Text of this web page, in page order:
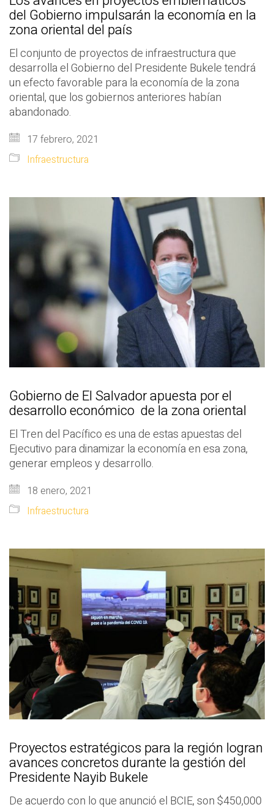
del Gobierno impulsarán la economía en la
zona oriental del país
El conjunto de proyectos de infraestructura que
desarrolla el Gobierno del Presidente Bukele tendrá
un efecto favorable para la economía de la zona
oriental, que los gobiernos anteriores habían
abandonado.
17 febrero, 2021
Infraestructura
Gobierno de El Salvador apuesta por el
desarrollo económico de la zona oriental
El Tren del Pacífico es una de estas apuestas del
Ejecutivo para dinamizar la economía en esa zona,
generar empleos y desarrollo.
18 enero, 2021
Infraestructura
Proyectos estratégicos para la región logran
avances concretos durante la gestión del
Presidente Nayib Bukele
De acuerdo con lo que anunció el BCIE, son $450,000